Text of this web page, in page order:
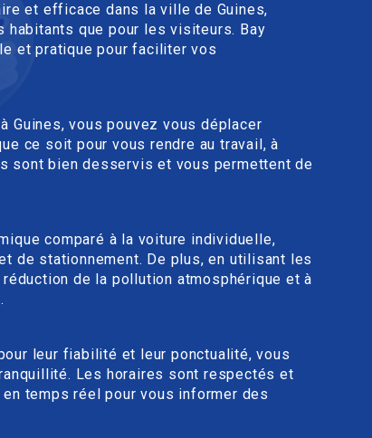
et efficace dans la ville de Guines,
habitants que pour les visiteurs. Bay
et pratique pour faciliter vos
Guines, vous pouvez vous déplacer
ce soit pour vous rendre au travail, à
sont bien desservis et vous permettent de
comparé à la voiture individuelle,
de stationnement. De plus, en utilisant les
de la pollution atmosphérique et à
leur fiabilité et leur ponctualité, vous
Les horaires sont respectés et
temps réel pour vous informer des